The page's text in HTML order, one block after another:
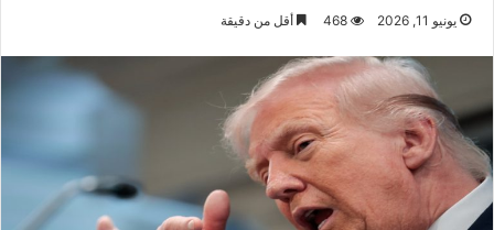
يونيو 11, 2026 468 أقل من دقيقة